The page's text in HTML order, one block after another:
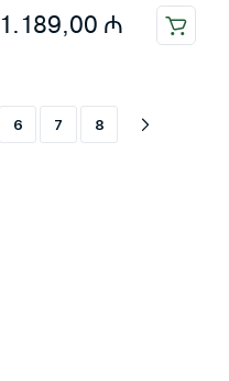
1.189,00 ₼
6 7 8